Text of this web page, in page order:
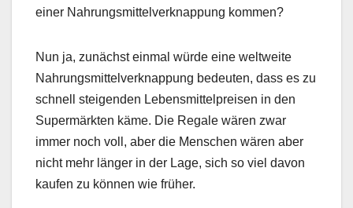
einer Nahrungsmittelverknappung kommen?
Nun ja, zunächst einmal würde eine weltweite
Nahrungsmittelverknappung bedeuten, dass es zu
schnell steigenden Lebensmittelpreisen in den
Supermärkten käme. Die Regale wären zwar
immer noch voll, aber die Menschen wären aber
nicht mehr länger in der Lage, sich so viel davon
kaufen zu können wie früher.